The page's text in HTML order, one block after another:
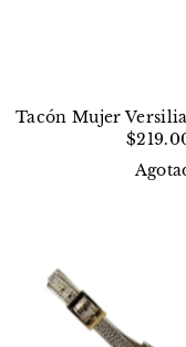
Tacón Mujer